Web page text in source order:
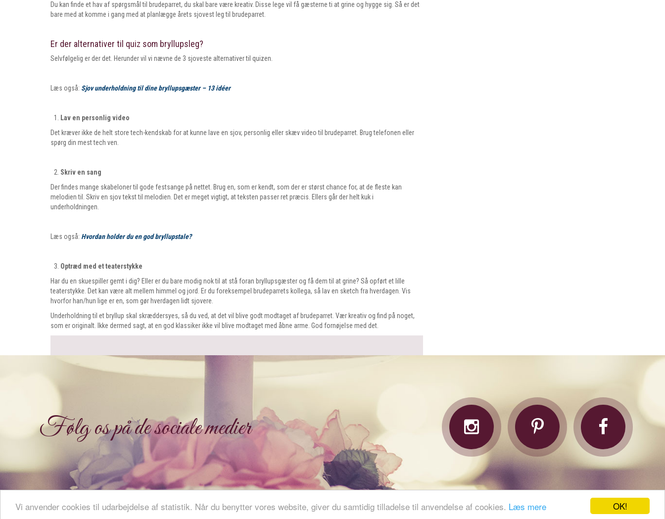
OK!
Vi anvender cookies til udarbejdelse af statistik. Når du benytter vores website, giver du samtidig tilladelse til anvendelse af cookies. Læs mere
Du kan finde et hav af spørgsmål til brudeparret, du skal bare være kreativ. Disse lege vil få gæsterne ti at grine og hygge sig. Så er det
bare med at komme i gang med at planlægge årets sjovest leg til brudeparret.
Er der alternativer til quiz som bryllupsleg?
Selvfølgelig er der det. Herunder vil vi nævne de 3 sjoveste alternativer til quizen.
Læs også: Sjov underholdning til dine bryllupsgæster – 13 idéer
Lav en personlig video
Det kræver ikke de helt store tech-kendskab for at kunne lave en sjov, personlig eller skæv video til brudeparret. Brug telefonen eller
spørg din mest tech ven.
Skriv en sang
Der findes mange skabeloner til gode festsange på nettet. Brug en, som er kendt, som der er størst chance for, at de fleste kan
melodien til. Skriv en sjov tekst til melodien. Det er meget vigtigt, at teksten passer ret præcis. Ellers går der helt kuk i
underholdningen.
Læs også: Hvordan holder du en god bryllupstale?
Optræd med et teaterstykke
Har du en skuespiller gemt i dig? Eller er du bare modig nok til at stå foran bryllupsgæster og få dem til at grine? Så opført et lille
teaterstykke. Det kan være alt mellem himmel og jord. Er du foreksempel brudeparrets kollega, så lav en sketch fra hverdagen. Vis
hvorfor han/hun lige er en, som gør hverdagen lidt sjovere.
Underholdning til et bryllup skal skræddersyes, så du ved, at det vil blive godt modtaget af brudeparret. Vær kreativ og find på noget,
som er originalt. Ikke dermed sagt, at en god klassiker ikke vil blive modtaget med åbne arme. God fornøjelse med det.
Følg os på de sociale medier
Bryllupsuniverset.dk Copyright 2026